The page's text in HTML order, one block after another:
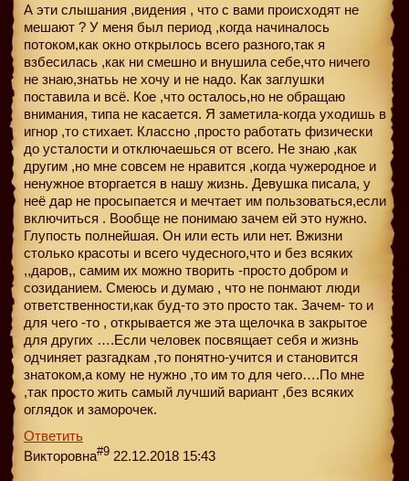
А эти слышания ,видения , что с вами происходят не
мешают ? У меня был период ,когда начиналось
потоком,как окно открылось всего разного,так я
взбесилась ,как ни смешно и внушила себе,что ничего
не знаю,знатьь не хочу и не надо. Как заглушки
поставила и всё. Кое ,что осталось,но не обращаю
внимания, типа не касается. Я заметила-когда уходишь в
игнор ,то стихает. Классно ,просто работать физически
до усталости и отключаешься от всего. Не знаю ,как
другим ,но мне совсем не нравится ,когда чужеродное и
ненужное вторгается в нашу жизнь. Девушка писала, у
неё дар не просыпается и мечтает им пользоваться,если
включиться . Вообще не понимаю зачем ей это нужно.
Глупость полнейшая. Он или есть или нет. Вжизни
столько красоты и всего чудесного,что и без всяких
,,даров,, самим их можно творить -просто добром и
созиданием. Смеюсь и думаю , что не понмают люди
ответственности,как буд-то это просто так. Зачем- то и
для чего -то , открывается же эта щелочка в закрытое
для других ….Если человек посвящает себя и жизнь
одчиняет разгадкам ,то понятно-учится и становится
знатоком,а кому не нужно ,то им то для чего….По мне
,так просто жить самый лучший вариант ,без всяких
оглядок и заморочек.
Ответить
Викторовна#9 22.12.2018 15:43